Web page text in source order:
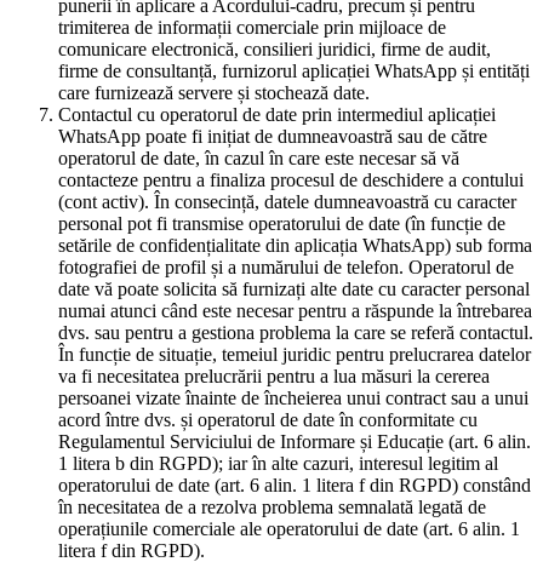
punerii în aplicare a Acordului-cadru, precum și pentru
trimiterea de informații comerciale prin mijloace de
comunicare electronică, consilieri juridici, firme de audit,
firme de consultanță, furnizorul aplicației WhatsApp și entități
care furnizează servere și stochează date.
Contactul cu operatorul de date prin intermediul aplicației
WhatsApp poate fi inițiat de dumneavoastră sau de către
operatorul de date, în cazul în care este necesar să vă
contacteze pentru a finaliza procesul de deschidere a contului
(cont activ). În consecință, datele dumneavoastră cu caracter
personal pot fi transmise operatorului de date (în funcție de
setările de confidențialitate din aplicația WhatsApp) sub forma
fotografiei de profil și a numărului de telefon. Operatorul de
date vă poate solicita să furnizați alte date cu caracter personal
numai atunci când este necesar pentru a răspunde la întrebarea
dvs. sau pentru a gestiona problema la care se referă contactul.
În funcție de situație, temeiul juridic pentru prelucrarea datelor
va fi necesitatea prelucrării pentru a lua măsuri la cererea
persoanei vizate înainte de încheierea unui contract sau a unui
acord între dvs. și operatorul de date în conformitate cu
Regulamentul Serviciului de Informare și Educație (art. 6 alin.
1 litera b din RGPD); iar în alte cazuri, interesul legitim al
operatorului de date (art. 6 alin. 1 litera f din RGPD) constând
în necesitatea de a rezolva problema semnalată legată de
operațiunile comerciale ale operatorului de date (art. 6 alin. 1
litera f din RGPD).